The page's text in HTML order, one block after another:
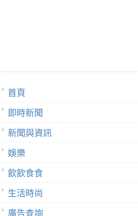
首頁
即時新聞
新聞與資訊
娛樂
飲飲食食
生活時尚
廣告查詢